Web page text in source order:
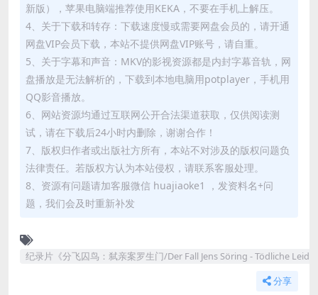
新版），苹果电脑端推荐使用KEKA，不要在手机上解压。
4、关于下载和转存：下载速度慢或需要网盘会员的，请开通
网盘VIP会员下载，本站不提供网盘VIP账号，请自重。
5、关于字幕和声音：MKV的影视资源都是内封字幕音轨，网
盘播放是无法解析的，下载到本地电脑用potplayer，手机用
QQ影音播放。
6、网站资源均通过互联网公开合法渠道获取，仅供阅读测
试，请在下载后24小时内删除，谢谢合作！
7、版权归作者或出版社方所有，本站不对涉及的版权问题负
法律责任。若版权方认为本站侵权，请联系客服处理。
8、资源有问题请加客服微信 huajiaoke1 ，发资料名+问
题，我们会及时重新补发
纪录片《分飞囚鸟：弑亲案罗生门/Der Fall Jens Söring - Tödliche
分享